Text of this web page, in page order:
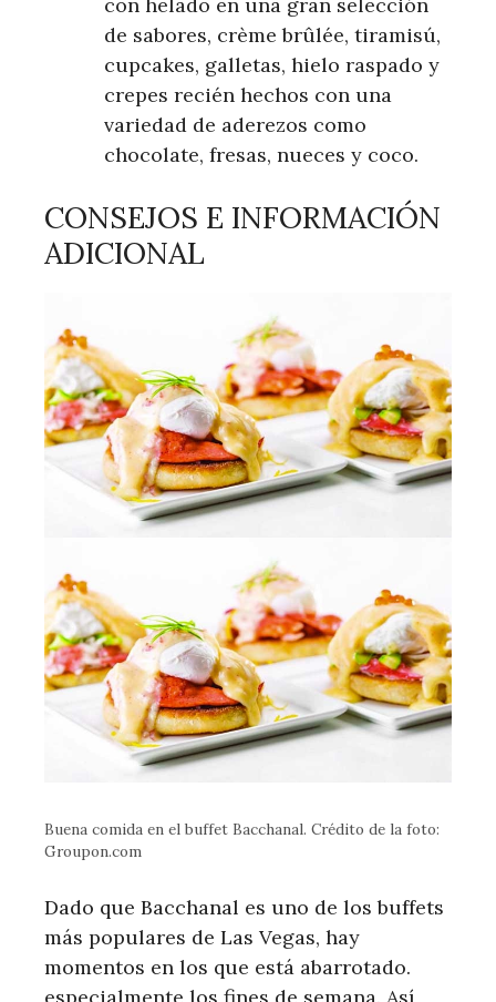
con helado en una gran selección
de sabores, crème brûlée, tiramisú,
cupcakes, galletas, hielo raspado y
crepes recién hechos con una
variedad de aderezos como
chocolate, fresas, nueces y coco.
CONSEJOS E INFORMACIÓN
ADICIONAL
Buena comida en el buffet Bacchanal. Crédito de la foto:
Groupon.com
Dado que Bacchanal es uno de los buffets
más populares de Las Vegas, hay
momentos en los que está abarrotado.
especialmente los fines de semana. Así